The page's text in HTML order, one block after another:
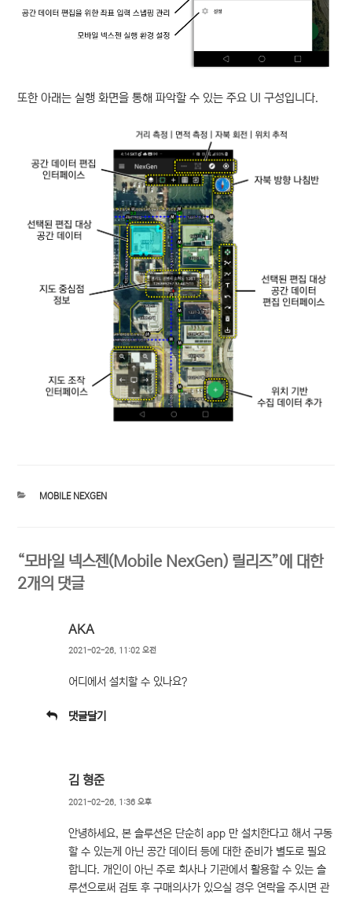
또한 아래는 실행 화면을 통해 파악할 수 있는 주요 UI 구성입니다.
카
MOBILE NEXGEN
“모바일 넥스젠(Mobile NexGen) 릴리즈”에 대한
2개의 댓글
AKA
2021-02-26, 11:02 오전
어디에서 설치할 수 있나요?
댓글달기
김 형준
2021-02-26, 1:36 오후
안녕하세요, 본 솔루션은 단순히 app 만 설치한다고 해서 구동
할 수 있는게 아닌 공간 데이터 등에 대한 준비가 별도로 필요
합니다. 개인이 아닌 주로 회사나 기관에서 활용할 수 있는 솔
루션으로써 검토 후 구매의사가 있으실 경우 연락을 주시면 관